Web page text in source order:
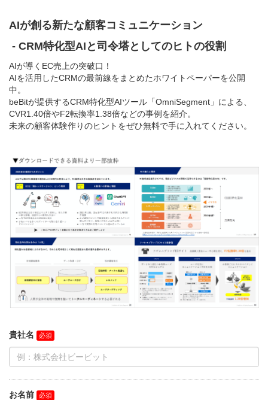
AIが創る新たな顧客コミュニケーション
- CRM特化型AIと司令塔としてのヒトの役割
AIが導くEC売上の突破口！
AIを活用したCRMの最前線をまとめたホワイトペーパーを公開
中。
beBitが提供するCRM特化型AIツール「OmniSegment」による、
CVR1.40倍やF2転換率1.38倍などの事例を紹介。
未来の顧客体験作りのヒントをぜひ無料で手に入れてください。
貴社名
お名前